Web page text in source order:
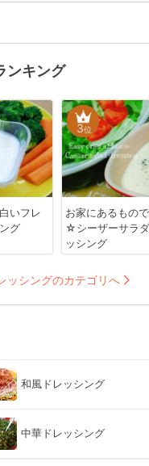
ンキング
いフレ
グ
3位
お家にあるもの
☆シーザーサラ
ッシング
ッシングのカテゴリへ
和風ドレッシング
中華ドレッシング